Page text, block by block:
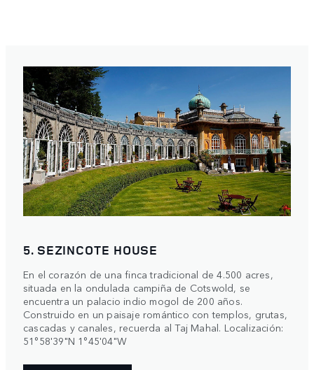
5. SEZINCOTE HOUSE
En el corazón de una finca tradicional de 4.500 acres,
situada en la ondulada campiña de Cotswold, se
encuentra un palacio indio mogol de 200 años.
Construido en un paisaje romántico con templos, grutas,
cascadas y canales, recuerda al Taj Mahal. Localización:
51°58'39"N 1°45'04"W